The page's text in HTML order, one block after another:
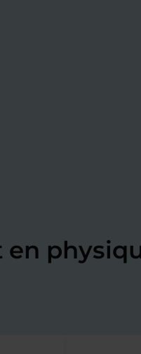
en